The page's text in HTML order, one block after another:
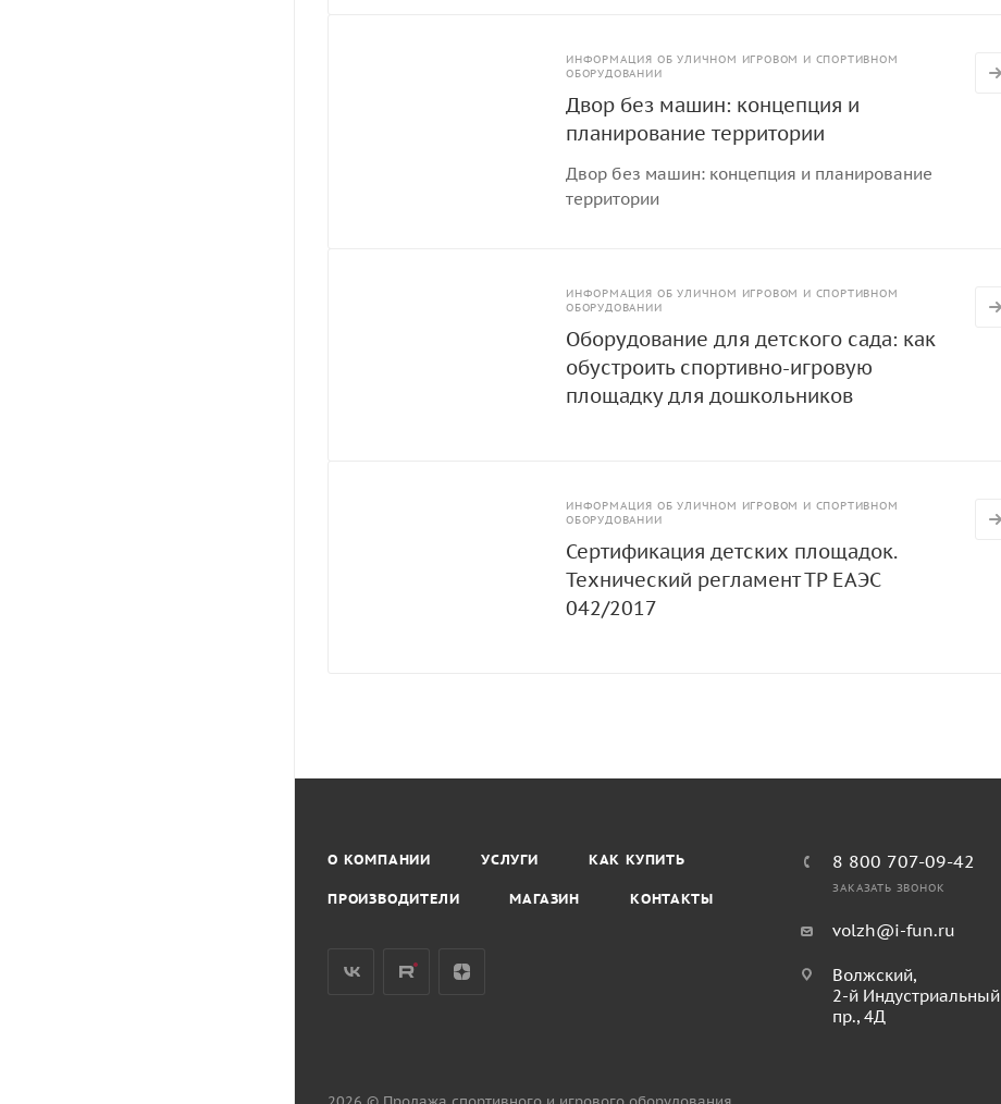
ИНФОРМАЦИЯ ОБ УЛИЧНОМ ИГРОВОМ И СПОРТИВНОМ
ОБОРУДОВАНИИ
Двор без машин: концепция и
планирование территории
Двор без машин: концепция и планирование
территории
ИНФОРМАЦИЯ ОБ УЛИЧНОМ ИГРОВОМ И СПОРТИВНОМ
ОБОРУДОВАНИИ
Оборудование для детского сада: как
обустроить спортивно-игровую
площадку для дошкольников
ИНФОРМАЦИЯ ОБ УЛИЧНОМ ИГРОВОМ И СПОРТИВНОМ
ОБОРУДОВАНИИ
Сертификация детских площадок.
Технический регламент ТР ЕАЭС
042/2017
О КОМПАНИИ УСЛУГИ КАК КУПИТЬ
ПРОИЗВОДИТЕЛИ МАГАЗИН КОНТАКТЫ
8 800 707-09-42
ЗАКАЗАТЬ ЗВОНОК
volzh@i-fun.ru
Волжский,
2-й Индустриальный
пр., 4Д